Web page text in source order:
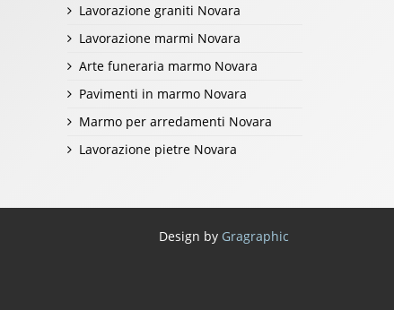
Lavorazione graniti Novara
Lavorazione marmi Novara
Arte funeraria marmo Novara
Pavimenti in marmo Novara
Marmo per arredamenti Novara
Lavorazione pietre Novara
Design by Gragraphic